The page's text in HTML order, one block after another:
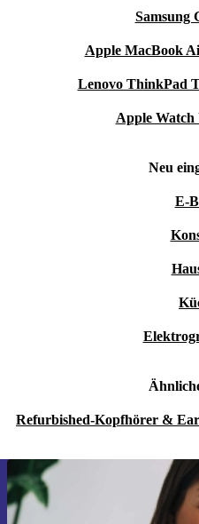
Samsung
Apple MacBook
Lenovo ThinkPad
Apple Watch
Neu
E-
Refurbished-Kopfhörer &
Erstmals
15 € sparen!